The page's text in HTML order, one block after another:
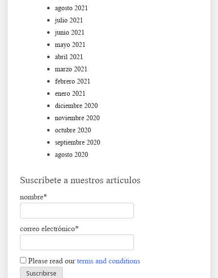
agosto 2021
julio 2021
junio 2021
mayo 2021
abril 2021
marzo 2021
febrero 2021
enero 2021
diciembre 2020
noviembre 2020
octubre 2020
septiembre 2020
agosto 2020
Suscríbete a nuestros artículos
nombre*
correo electrónico*
Please read ourterms and conditions